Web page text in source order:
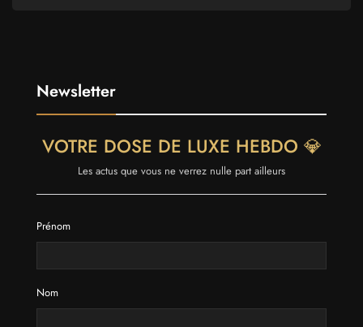
Newsletter
VOTRE DOSE DE LUXE HEBDO 💎
Les actus que vous ne verrez nulle part ailleurs
Prénom
Nom